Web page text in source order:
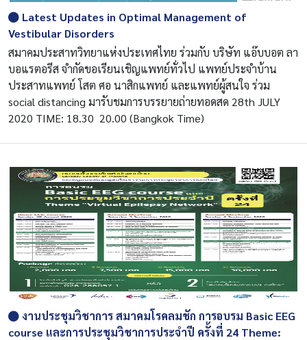
Latest Updates in Optimal Management of
Vestibular Disorders
สมาคมประสาทวิทยาแห่งประเทศไทย ร่วมกับ บริษัท แอ๊บบอต ลา
บอแรตอรีส จำกัดขอเรียนเชิญแพทย์ทั่วไป แพทย์ประจำบ้าน
ประสาทแพทย์ โสต ศอ นาสิกแพทย์ และแพทย์ผู้สนใจ ร่วม
social distancing มารับชมการบรรยายถ่ายทอดสด 28th JULY
2020 TIME: 18.30  20.00 (Bangkok Time)
งานประชุมวิชาการ สมาคมโรคลมชัก การอบรม Basic EEG
course และการประชุมวิชาการประจำปี ครั้งที่ 24 Theme: